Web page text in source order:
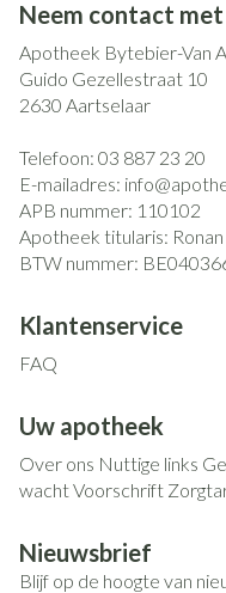
Neem contact met
Apotheek Bytebier-Van
Guido Gezellestraat 10
2630 Aartselaar
Telefoon: 03 887 23 20
E-mailadres: info@
APB nummer: 110102
Apotheek titularis:
BTW nummer:
Klantenservice
FAQ
Uw apotheek
Over ons Nuttige links
wachtVoorschrift
Nieuwsbrief
Blijf op de hoogte van